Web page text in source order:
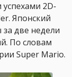
2D-
Японский
две недели
По словам
Super Mario.